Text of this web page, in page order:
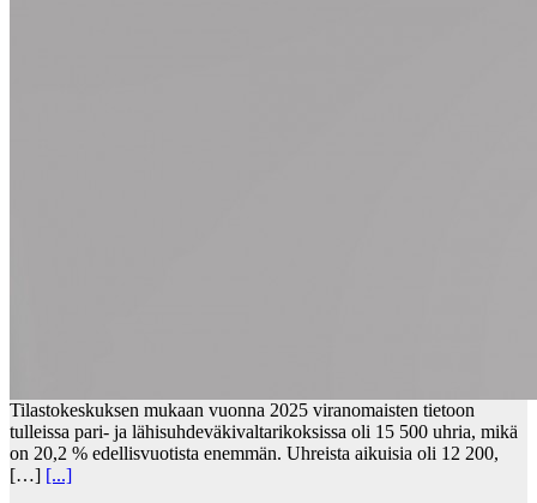
Tilastokeskuksen mukaan vuonna 2025 viranomaisten tietoon
tulleissa pari- ja lähisuhdeväkivaltarikoksissa oli 15 500 uhria, mikä
on 20,2 % edellisvuotista enemmän. Uhreista aikuisia oli 12 200,
[…] [...]